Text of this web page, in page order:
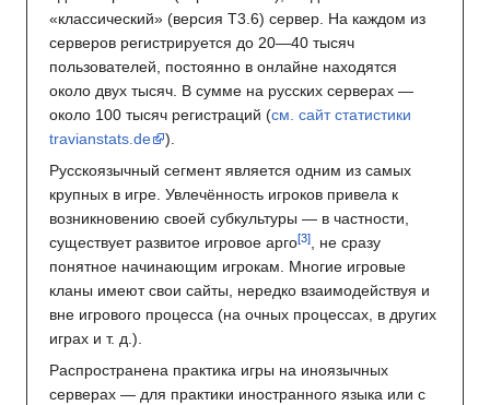
«классический» (версия T3.6) сервер. На каждом из
серверов регистрируется до 20—40 тысяч
пользователей, постоянно в онлайне находятся
около двух тысяч. В сумме на русских серверах —
около 100 тысяч регистраций (см. сайт статистики
travianstats.de
).
Русскоязычный сегмент является одним из самых
крупных в игре. Увлечённость игроков привела к
возникновению своей субкультуры — в частности,
существует развитое игровое арго
, не сразу
понятное начинающим игрокам. Многие игровые
кланы имеют свои сайты, нередко взаимодействуя и
вне игрового процесса (на очных процессах, в других
играх и т. д.).
Распространена практика игры на иноязычных
серверах — для практики иностранного языка или с